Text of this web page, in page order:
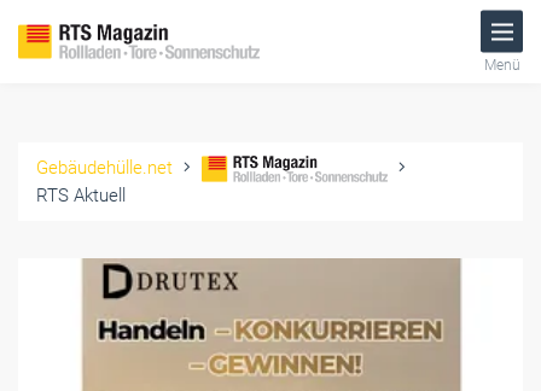
Menü
Gebäudehülle.net
RTS Aktuell